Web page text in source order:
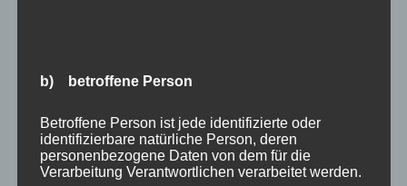
August 2023(4)
Juni 2023(7)
Mai 2023(8)
April 2023(10)
März 2023(5)
b) betroffene Person
Betroffene Person ist jede identifizierte oder
identifizierbare natürliche Person, deren
personenbezogene Daten von dem für die
Verarbeitung Verantwortlichen verarbeitet werden.